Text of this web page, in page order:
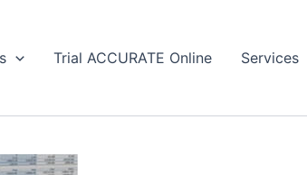
Trial ACCURATE Online Services